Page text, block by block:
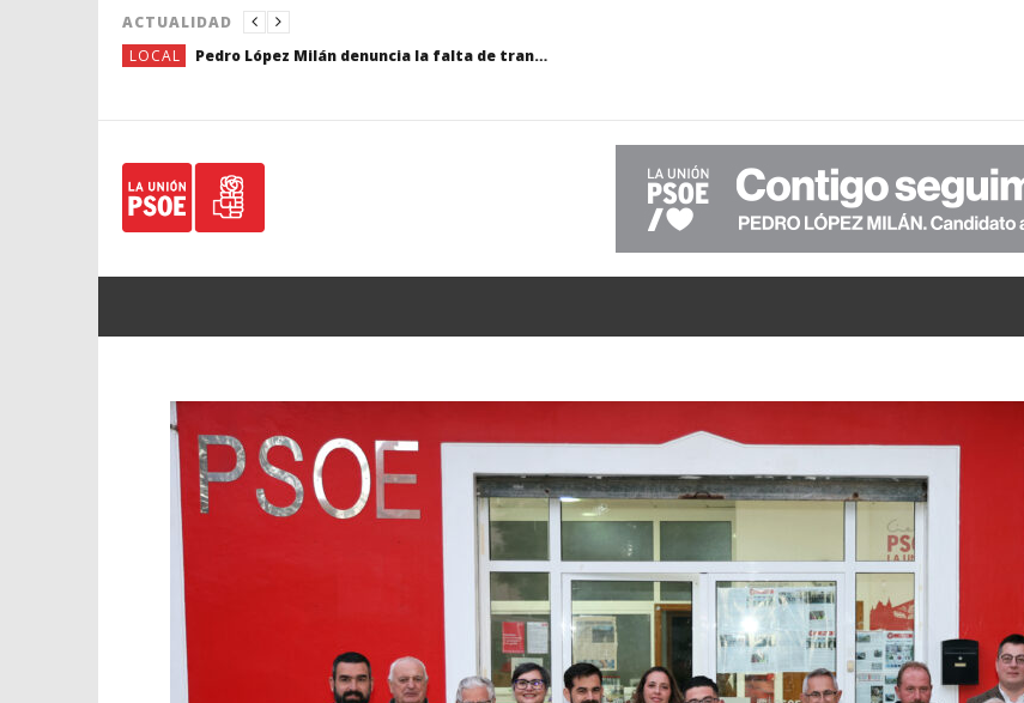
ACTUALIDAD
LOCAL
Pedro López Milán denuncia la falta de transparencia de PP-VOX sobre la verdadera situación económica del Ayuntamiento